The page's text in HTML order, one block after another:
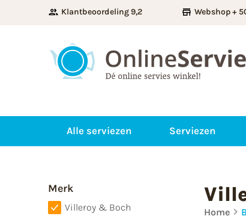
Klantbeoordeling 9,2 Webshop +
Alle serviezen Serviezen
Merk
Villeroy & Boch Home